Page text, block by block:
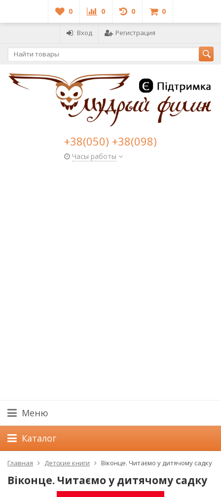
0 0 0 0
Вход Регистрация
+38(050) +38(098)
Часы работы
Меню
Каталог
Главная Детские книги Віконце. Читаємо у дитячому садку
Віконце. Читаємо у дитячому садку